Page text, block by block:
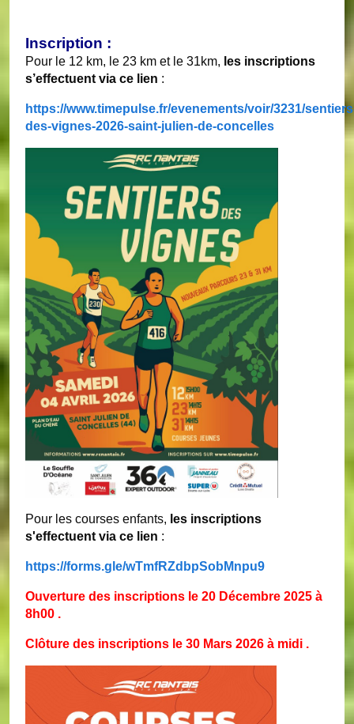
Inscription :
Pour le 12 km, le 23 km et le 31km, les inscriptions
s’effectuent via ce lien :
https://www.timepulse.fr/evenements/voir/3231/
des-vignes-2026-saint-julien-de-concelles
Pour les courses enfants, les inscriptions
s'effectuent via ce lien :
https://forms.gle/wTmfRZdbpSobMnpu9
Ouverture des inscriptions le 20 Décembre 2025 à
8h00 .
Clôture des inscriptions le 30 Mars 2026 à midi .